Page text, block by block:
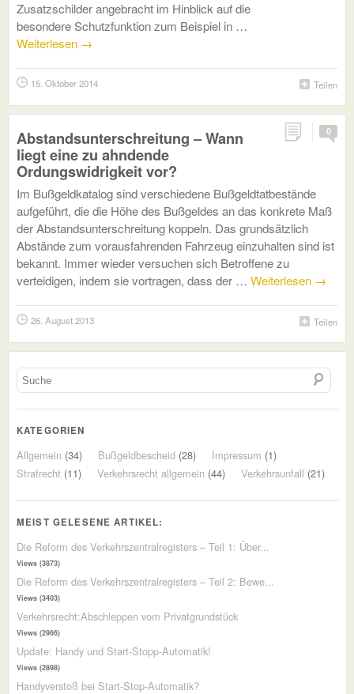
Zusatzschilder angebracht im Hinblick auf die
besondere Schutzfunktion zum Beispiel in …
Weiterlesen →
Teilen
15. Oktober 2014
0
Abstandsunterschreitung – Wann
liegt eine zu ahndende
Ordungswidrigkeit vor?
Im Bußgeldkatalog sind verschiedene Bußgeldtatbestände
aufgeführt, die die Höhe des Bußgeldes an das konkrete Maß
der Abstandsunterschreitung koppeln. Das grundsätzlich
Abstände zum vorausfahrenden Fahrzeug einzuhalten sind ist
bekannt. Immer wieder versuchen sich Betroffene zu
verteidigen, indem sie vortragen, dass der … Weiterlesen →
Teilen
26. August 2013
KATEGORIEN
Allgemein (34) Bußgeldbescheid (28) Impressum (1)
Strafrecht (11) Verkehrsrecht allgemein (44) Verkehrsunfall (21)
MEIST GELESENE ARTIKEL:
Die Reform des Verkehrszentralregisters – Teil 1: Über...
Views (3873)
Die Reform des Verkehrszentralregisters – Teil 2: Bewe...
Views (3403)
Verkehrsrecht:Abschleppen vom Privatgrundstück
Views (2966)
Update: Handy und Start-Stopp-Automatik!
Views (2898)
Handyverstoß bei Start-Stop-Automatik?